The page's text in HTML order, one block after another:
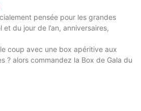
pensée pour les grandes
du jour de l’an, anniversaires,
coup avec une box apéritive aux
? alors commandez la Box de Gala du